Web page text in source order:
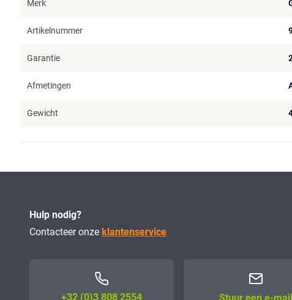
Merk
Artikelnummer
Garantie
Afmetingen
Gewicht
Hulp nodig?
Contacteer onze klantenservice
+32 (0)3 808 2554